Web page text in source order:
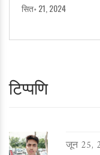
सित॰ 21, 2024
टिप्पणि
जून 25,